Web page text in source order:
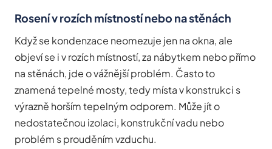
Rosení v rozích místností nebo na stěnách
Když se kondenzace neomezuje jen na okna, ale
objeví se i v rozích místností, za nábytkem nebo přímo
na stěnách, jde o vážnější problém. Často to
znamená tepelné mosty, tedy místa v konstrukci s
výrazně horším tepelným odporem. Může jít o
nedostatečnou izolaci, konstrukční vadu nebo
problém s prouděním vzduchu.